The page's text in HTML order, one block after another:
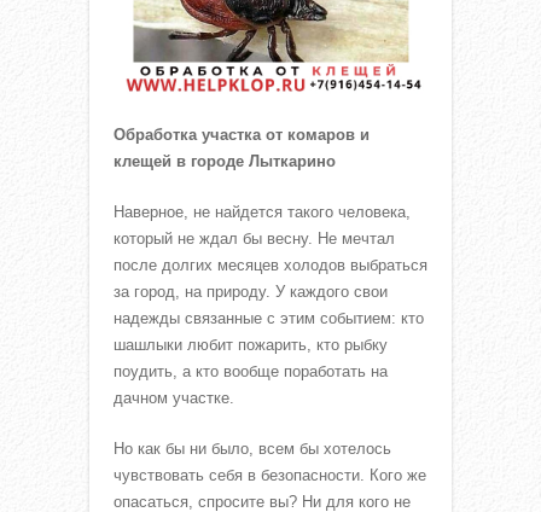
Обработка участка от комаров и
клещей в городе Лыткарино
Наверное, не найдется такого человека,
который не ждал бы весну. Не мечтал
после долгих месяцев холодов выбраться
за город, на природу. У каждого свои
надежды связанные с этим событием: кто
шашлыки любит пожарить, кто рыбку
поудить, а кто вообще поработать на
дачном участке.
Но как бы ни было, всем бы хотелось
чувствовать себя в безопасности. Кого же
опасаться, спросите вы? Ни для кого не